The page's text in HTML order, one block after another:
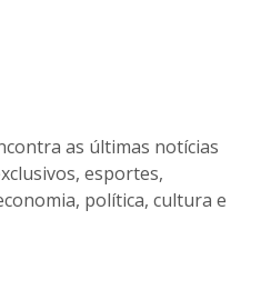
as últimas notícias
esportes,
política, cultura e